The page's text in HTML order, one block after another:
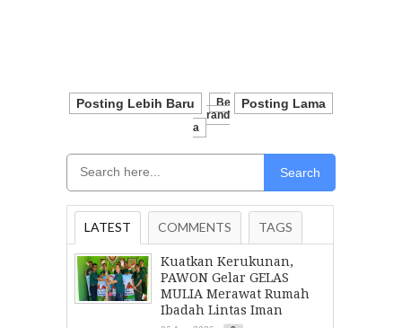
Posting Lebih Baru Posting Lama
Be
Rand
A
Search
LATEST COMMENTS TAGS
Kuatkan Kerukunan,
PAWON Gelar GELAS
MULIA Merawat Rumah
Ibadah Lintas Iman